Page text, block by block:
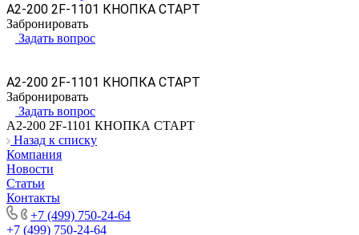
A2-200 2F-1101 КНОПКА СТАРТ
Забронировать
Задать вопрос
A2-200 2F-1101 КНОПКА СТАРТ
Забронировать
Задать вопрос
A2-200 2F-1101 КНОПКА СТАРТ
Назад к списку
Компания
Новости
Статьи
Контакты
+7 (499) 750-24-64
+7 (499) 750-24-64